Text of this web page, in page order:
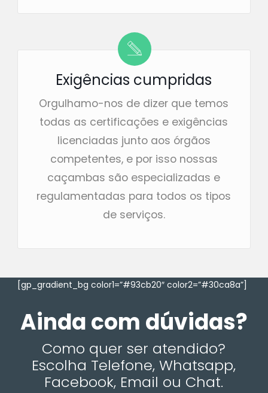
Exigências cumpridas
Orgulhamo-nos de dizer que temos
todas as certificações e exigências
licenciadas junto aos órgãos
competentes, e por isso nossas
caçambas são especializadas e
regulamentadas para todos os tipos
de serviços.
[gp_gradient_bg color1=”#93cb20″ color2=”#30ca8a”]
Ainda com dúvidas?
Como quer ser atendido?
Escolha Telefone, Whatsapp,
Facebook, Email ou Chat.